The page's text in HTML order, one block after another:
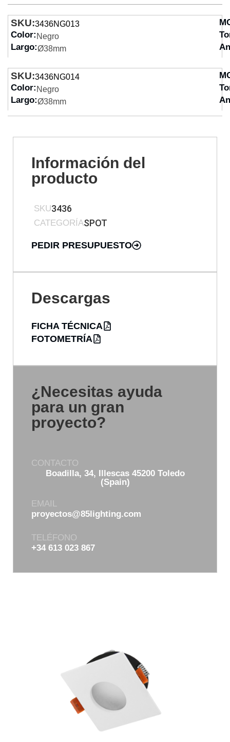
SKU:3436NG013
Color: Negro
Largo:Ø38mm
SKU:3436NG014
Color: Negro
Largo:Ø38mm
Información del
producto
SKU3436
CATEGORÍASPOT
PEDIR PRESUPUESTO
Descargas
FICHA TÉCNICA
FOTOMETRÍA
¿Necesitas ayuda
para un gran
proyecto?
CONTACTO
Boadilla, 34, Illescas 45200 Toledo
(Spain)
EMAIL
proyectos@85lighting.com
TELÉFONO
+34 613 023 867